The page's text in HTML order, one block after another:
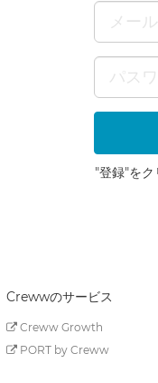
"登録"を
Crewwのサービス
Creww Growth
PORT by Creww